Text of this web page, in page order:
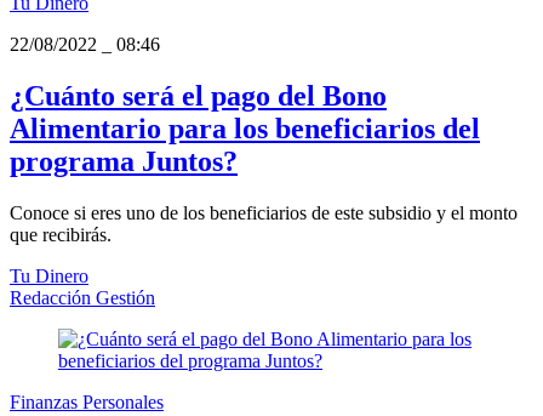
22/08/2022
08:46
¿Cuánto será el pago del Bono
Alimentario para los beneficiarios del
programa Juntos?
Conoce si eres uno de los beneficiarios de este subsidio y el monto
que recibirás.
Tu Dinero
Redacción Gestión
Finanzas Personales